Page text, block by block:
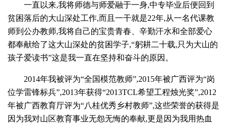
一直以来,我将师德与师爱融于一身,中专毕业后便回到
贫困落后的大山深处工作,而且一干就是22年,从一名代课教
师到公办教师,我将自己的宝贵青春、辛勤汗水和全部爱心
都奉献给了这大山深处的贫困学子,“躬耕二十载,只为大山的
孩子爱读书”这是我一直在坚持和奋斗的原因。
2014年我被评为“全国模范教师”,2015年被广西评为“岗
位学雷锋标兵”,2013年获得“2013TCL希望工程烛光奖”,2012
年被广西教育厅评为“八桂优秀乡村教师”,这些荣誉的获得是
因为我对山区教育事业无怨无悔的奉献,更是因为我用热血